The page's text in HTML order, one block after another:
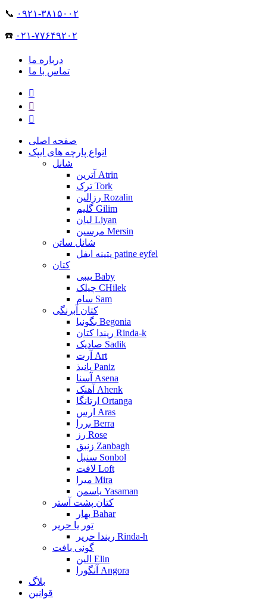
📞 ۰۹۲۱-۳۸۱۵۰۰۲
☎️ ۰۲۱-۷۷۶۴۹۲۰۲
درباره ما
تماس با ما
صفحه اصلی
انواع پارچه های ایپک
شانل
آترین Atrin
ترک Tork
رزالین Rozalin
گلیم Gilim
لیان Liyan
مرسین Mersin
شانل ساتن
پتینه ایفل patine eyfel
کتان
بیبی Baby
چیلک CHilek
سام Sam
کتان آبرنگی
بگونیا Begonia
ریندا کتان Rinda-k
صادیک Sadik
آرت Art
پانیذ Paniz
آسنا Asena
آهنک Ahenk
ارتانگا Ortanga
ارس Aras
بررا Berra
رز Rose
زنبق Zanbagh
سنبل Sonbol
لافت Loft
میرا Mira
یاسمن Yasaman
کتان پشت آستر
بهار Bahar
تور یا حریر
ریندا حریر Rinda-h
گونی بافت
الین Elin
آنگورا Angora
بلاگ
قوانین